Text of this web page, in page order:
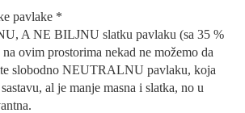
pavlake *
A NE BILJNU slatku pavlaku (sa 35 %
ovim prostorima nekad ne možemo da
slobodno NEUTRALNU pavlaku, koja
al je manje masna i slatka, no u